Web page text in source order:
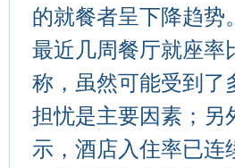
的就餐者呈下降趋势
最近几周餐厅就座率
称，虽然可能受到了
担忧是主要因素；另
示，酒店入住率已连